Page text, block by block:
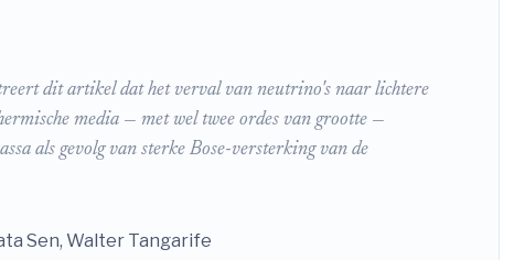
dit artikel dat het verval van neutrino's naar lichtere
media — met wel twee ordes van grootte —
als gevolg van sterke Bose-versterking van de
Sen, Walter Tangarife